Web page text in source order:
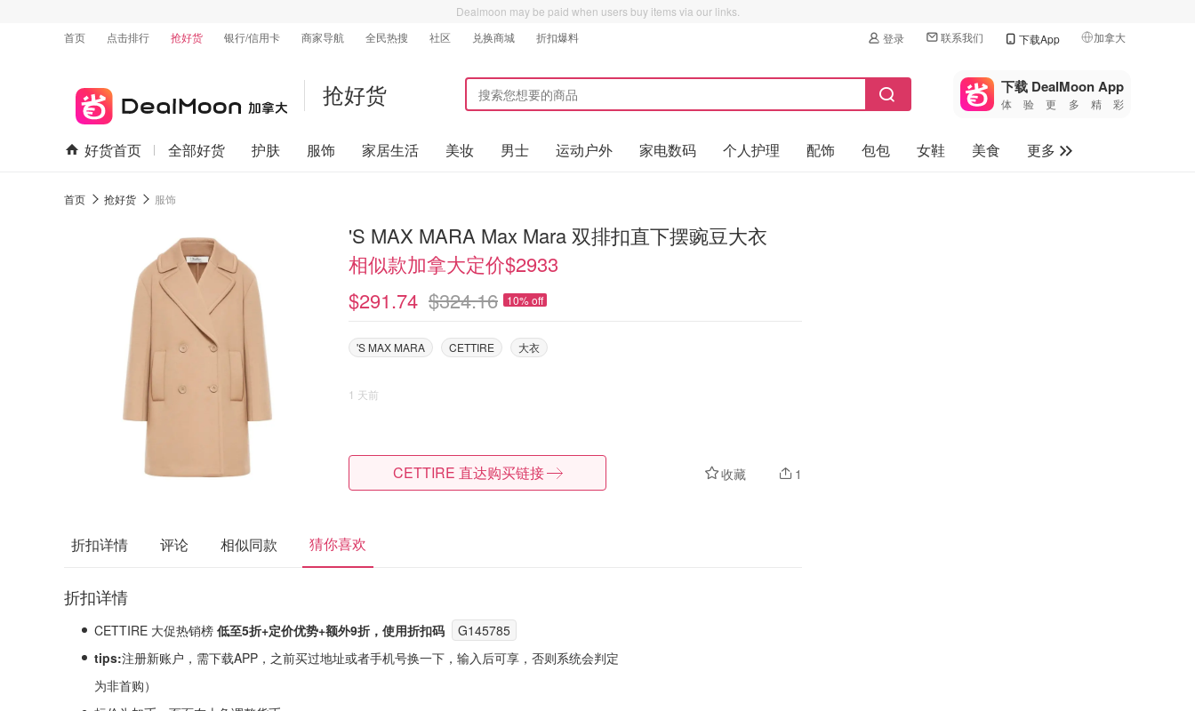
Dealmoon may be paid when users buy items via our links.
首页
点击排行 抢好货 银行/信用卡 商家导航 全民热搜 社区 兑换商城 折扣爆料 登录 联系我们 下载App 加拿大
🇺🇸
美国
🇨🇳中国
🇨🇦加拿大
抢好货 下载 DealMoon App
体验更多精彩
好货首页 全部好货 护肤 服饰 家居生活 美妆 男士 运动户外 家电数码 个人护理 配饰 包包 女鞋 美食
更多
首页 抢好货 服饰
'S MAX MARA Max Mara 双排扣直下摆豌豆大衣
相似款加拿大定价$2933
$291.74 $324.16 10% off
'S MAX MARA CETTIRE 大衣
1 天前
收藏 1
CETTIRE 直达购买链接
折扣详情 评论 相似同款 猜你喜欢
折扣详情
CETTIRE 大促热销榜 低至5折+定价优势+额外9折，使用折扣码
G145785
tips:注‮新册‬账户，需下载APP，之前买过地址或者手机号换一下，输入后可享，否则系统会‮定判‬
为非首购）